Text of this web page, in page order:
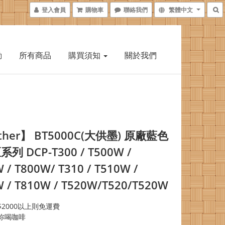
登入會員 購物車 聯絡我們 繁體中文
所有商品 購買須知 關於我們
】 BT5000C(大供墨) 原廠藍色
列 DCP-T300 / T500W /
/ T800W/ T310 / T510W /
/ T810W / T520W/T520/T520W
以上則免運費
喝咖啡